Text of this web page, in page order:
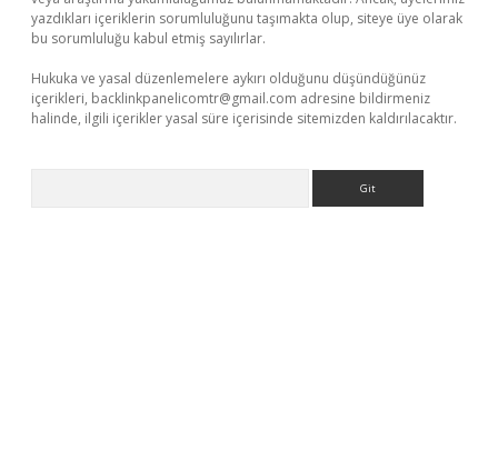
yazdıkları içeriklerin sorumluluğunu taşımakta olup, siteye üye olarak
bu sorumluluğu kabul etmiş sayılırlar.
Hukuka ve yasal düzenlemelere aykırı olduğunu düşündüğünüz
içerikleri, backlinkpanelicomtr@gmail.com adresine bildirmeniz
halinde, ilgili içerikler yasal süre içerisinde sitemizden kaldırılacaktır.